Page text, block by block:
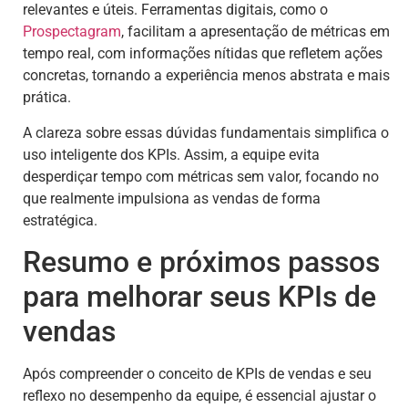
relevantes e úteis. Ferramentas digitais, como o
Prospectagram, facilitam a apresentação de métricas em
tempo real, com informações nítidas que refletem ações
concretas, tornando a experiência menos abstrata e mais
prática.
A clareza sobre essas dúvidas fundamentais simplifica o
uso inteligente dos KPIs. Assim, a equipe evita
desperdiçar tempo com métricas sem valor, focando no
que realmente impulsiona as vendas de forma
estratégica.
Resumo e próximos passos
para melhorar seus KPIs de
vendas
Após compreender o conceito de KPIs de vendas e seu
reflexo no desempenho da equipe, é essencial ajustar o